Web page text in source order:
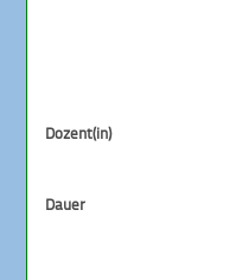
Dozent(in)
Dauer